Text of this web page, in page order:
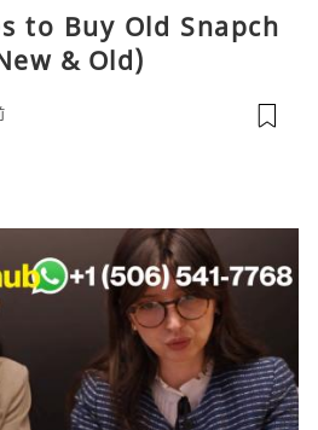
to Buy Old Snapch
& Old)